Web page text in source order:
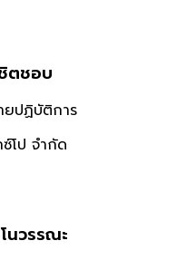
ตชอบ
ยปฏิบัติการ
โป จำกัด
นวรรณะ